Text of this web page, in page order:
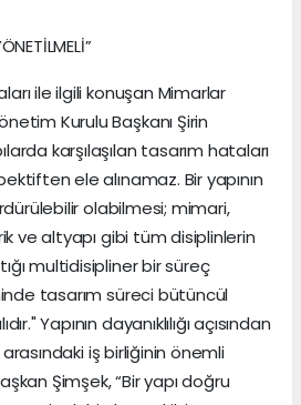
ile ilgili konuşan Mimarlar
Kurulu Başkanı Şirin
karşılaşılan tasarım hataları
ele alınamaz. Bir yapının
olabilmesi; mimari,
ve altyapı gibi tüm disiplinlerin
multidisipliner bir süreç
tasarım süreci bütüncül
Yapının dayanıklılığı açısından
iş birliğinin önemli
Şimşek, “Bir yapı doğru